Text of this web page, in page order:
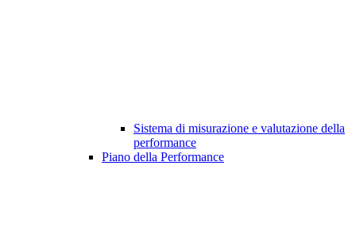
Sistema di misurazione e valutazione della
performance
Piano della Performance